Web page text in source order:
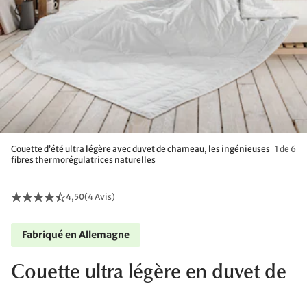
Couette d’été ultra légère avec duvet de chameau, les ingénieuses
fibres thermorégulatrices naturelles
1 de 6
4,50(4 Avis)
Fabriqué en Allemagne
Couette ultra légère en duvet de